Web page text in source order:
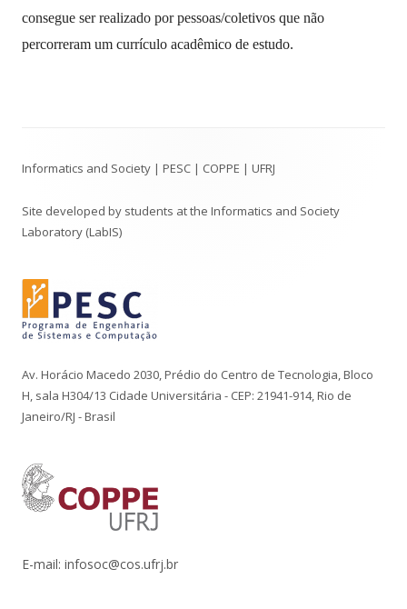
consegue ser realizado por pessoas/coletivos que não
percorreram um currículo acadêmico de estudo.
Content
Informatics and Society | PESC | COPPE | UFRJ
Site developed by students at the Informatics and Society
Laboratory (LabIS)
Av. Horácio Macedo 2030, Prédio do Centro de Tecnologia, Bloco
H, sala H304/13 Cidade Universitária - CEP: 21941-914, Rio de
Janeiro/RJ - Brasil
E-mail: infosoc@cos.ufrj.br